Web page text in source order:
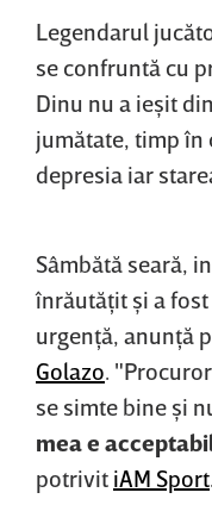
Legendarul
se confruntă cu
Dinu nu a ieşit
jumătate, timp în
depresia iar
Sâmbătă seară,
înrăutăţit şi a
urgenţă, anunţă
Golazo .
se simte bine şi
mea e
potrivit iAM Sport